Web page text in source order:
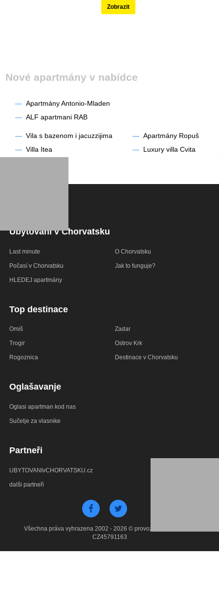
Zobrazit
Nové apartmány v nabídce
— Apartmány Antonio-Mladen
— ALF apartmani RAB
— Vila s bazenom i jacuzzijima
— Villa Itea
— Apartmány Ropuš
— Luxury villa Cvita
Ubytování v Chorvatsku
Last minute
Počasí v Chorvatsku
HLEDEJ apartmány
O Chorvatsku
Jak to funguje?
Top destinace
Omiš
Trogir
Rogoznica
Zadar
Ostrov Krk
Destinace v Chorvatsku
Oglašavanje
Oglasi apartman kod nas
Sučelje za vlasnike
Partneři
UBYTOVANIvCHORVATSKU.cz
dalši partneři
Všechna práva vyhrazena 2002 - 2026 © provozuje Debant s.r.o.
CZ45791163